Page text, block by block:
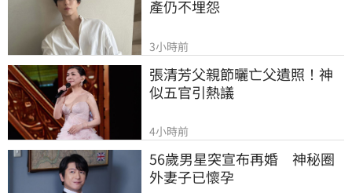
產仍不埋怨
3小時前
張清芳父親節曬亡父遺照！神
似五官引熱議
4小時前
56歲男星突宣布再婚　神秘圈
外妻子已懷孕